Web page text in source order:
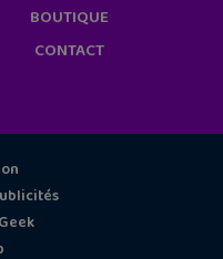
BOUTIQUE
CONTACT